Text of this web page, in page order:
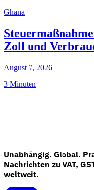
Ghana
Zoll und
August 7, 2026
3 Minuten
Unabhängig. Global.
Nachrichten zu VAT,
weltweit.